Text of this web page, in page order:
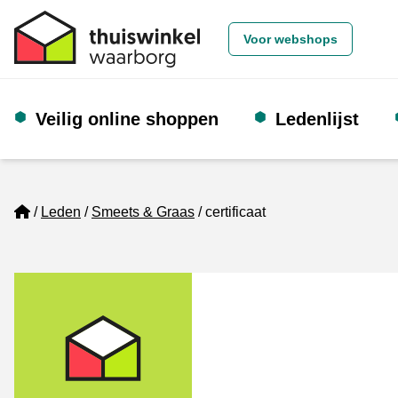
Voor webshops
Veilig online shoppen Ledenlijst
Home
Leden Smeets & Graas certificaat